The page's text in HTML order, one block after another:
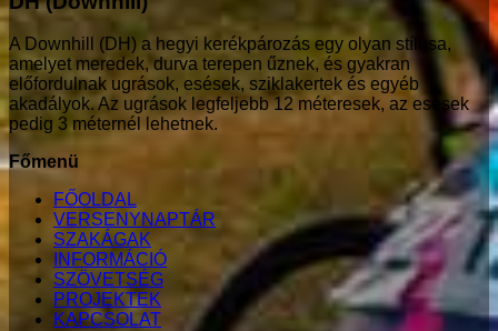
A Downhill (DH) a hegyi kerékpározás egy olyan stílusa,
amelyet meredek, durva terepen űznek, és gyakran
előfordulnak ugrások, esések, sziklakertek és egyéb
akadályok. Az ugrások legfeljebb 12 méteresek, az esések
pedig 3 méternél lehetnek.
Főmenü
FŐOLDAL
VERSENYNAPTÁR
SZAKÁGAK
INFORMÁCIÓ
SZÖVETSÉG
PROJEKTEK
KAPCSOLAT